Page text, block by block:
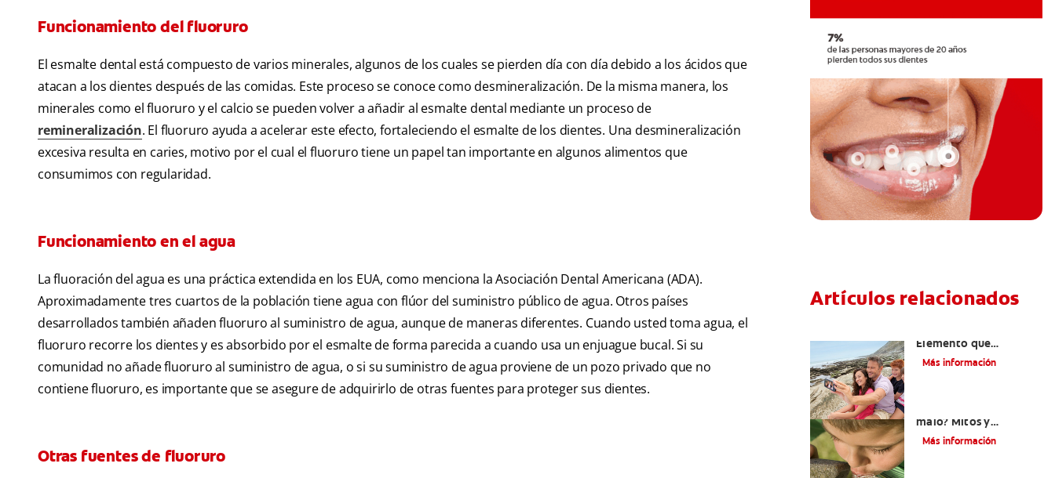
Funcionamiento del fluoruro
El esmalte dental está compuesto de varios minerales, algunos de los cuales se pierden día con día debido a los ácidos que
atacan a los dientes después de las comidas. Este proceso se conoce como desmineralización. De la misma manera, los
minerales como el fluoruro y el calcio se pueden volver a añadir al esmalte dental mediante un proceso de
remineralización. El fluoruro ayuda a acelerar este efecto, fortaleciendo el esmalte de los dientes. Una desmineralización
excesiva resulta en caries, motivo por el cual el fluoruro tiene un papel tan importante en algunos alimentos que
consumimos con regularidad.
Funcionamiento en el agua
La fluoración del agua es una práctica extendida en los EUA, como menciona la Asociación Dental Americana (ADA).
Aproximadamente tres cuartos de la población tiene agua con flúor del suministro público de agua. Otros países
desarrollados también añaden fluoruro al suministro de agua, aunque de maneras diferentes. Cuando usted toma agua, el
fluoruro recorre los dientes y es absorbido por el esmalte de forma parecida a cuando usa un enjuague bucal. Si su
comunidad no añade fluoruro al suministro de agua, o si su suministro de agua proviene de un pozo privado que no
contiene fluoruro, es importante que se asegure de adquirirlo de otras fuentes para proteger sus dientes.
Otras fuentes de fluoruro
Artículos relacionados
Elemento que
fortalece los dientes
Más información
malo? Mitos y
realidades sobre este
Más información